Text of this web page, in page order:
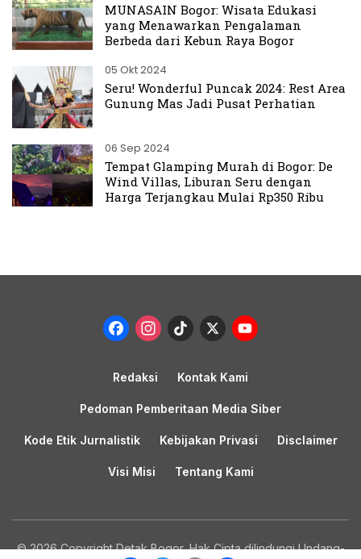
MUNASAIN Bogor: Wisata Edukasi
yang Menawarkan Pengalaman
Berbeda dari Kebun Raya Bogor
05 Okt 2024
Seru! Wonderful Puncak 2024: Rest Area
Gunung Mas Jadi Pusat Perhatian
06 Sep 2024
Tempat Glamping Murah di Bogor: De
Wind Villas, Liburan Seru dengan
Harga Terjangkau Mulai Rp350 Ribu
Facebook
Instagram
TikTok
X
Redaksi Kontak Kami
Pedoman Pemberitaan Media Siber
Kode Etik Jurnalistik Kebijakan Privasi Disclaimer
Visi Misi Tentang Kami
© 2026 Copyright Detak Bogor, Hak Cipta dilindungi Undang-